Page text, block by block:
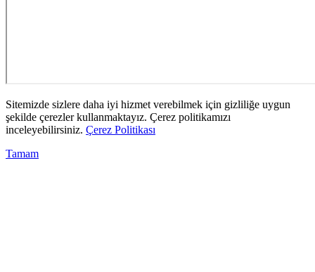
Sitemizde sizlere daha iyi hizmet verebilmek için gizliliğe uygun
şekilde çerezler kullanmaktayız. Çerez politikamızı
inceleyebilirsiniz. Çerez Politikası
Tamam